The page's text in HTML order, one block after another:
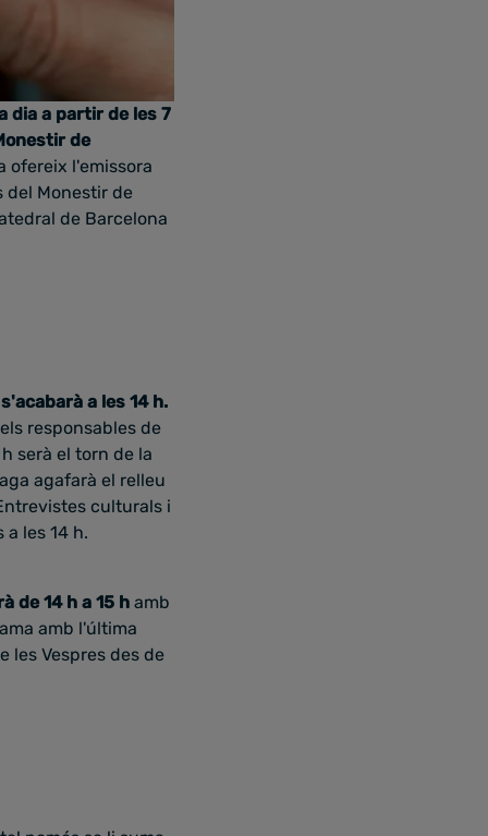
dia a partir de les 7
de
ofereix l'emissora
del Monestir de
de Barcelona
a les 14 h.
responsables de
serà el torn de la
agafarà el relleu
culturals i
les 14 h.
de 14 h a 15 h amb
amb l'última
les Vespres des de